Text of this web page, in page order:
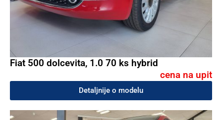
Fiat 500 dolcevita, 1.0 70 ks hybrid
cena na upit
Detaljnije o modelu